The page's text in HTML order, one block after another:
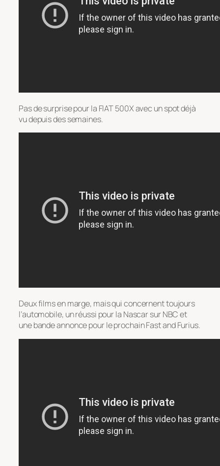
Pas de surprise pour la FIAT 500X avec un spot déjà
vu depuis des semaines.
Deux films en marge, mais qui concernent toujours
l’automobile, un réussi pour la Nascar sur NBC et
une bande annonce pour le prochain Fast and Furius.